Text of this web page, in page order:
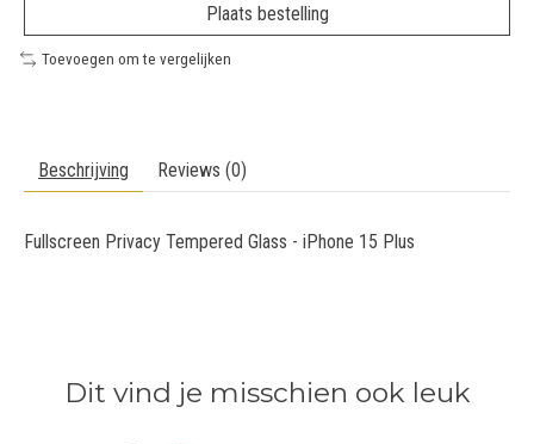
Plaats bestelling
Toevoegen om te vergelijken
Beschrijving Reviews (0)
Fullscreen Privacy Tempered Glass - iPhone 15 Plus
Dit vind je misschien ook leuk